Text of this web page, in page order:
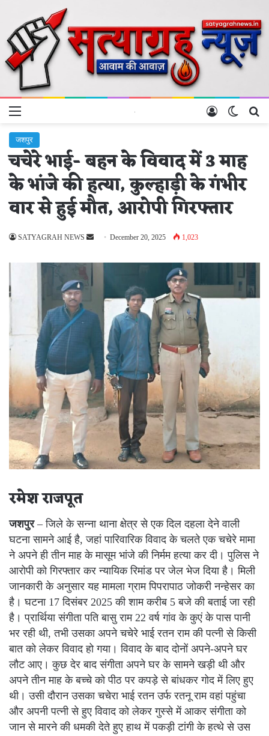
Menu Switch
Log In
जशपुर
चचेरे भाई- बहन के विवाद में 3 माह
के भांजे की हत्या, कुल्हाड़ी के गंभीर
वार से हुई मौत, आरोपी गिरफ्तार
SATYAGRAH NEWS
Send December 20, 2025 1,023
रमेश राजपूत
जशपुर– जिले के सन्ना थाना क्षेत्र से एक दिल दहला देने वाली
घटना सामने आई है, जहां पारिवारिक विवाद के चलते एक चचेरे मामा
ने अपने ही तीन माह के मासूम भांजे की निर्मम हत्या कर दी। पुलिस ने
आरोपी को गिरफ्तार कर न्यायिक रिमांड पर जेल भेज दिया है। मिली
जानकारी के अनुसार यह मामला ग्राम पिपरापाठ जोकरी नन्हेसर का
है। घटना 17 दिसंबर 2025 की शाम करीब 5 बजे की बताई जा रही
है। प्रार्थिया संगीता पति बासु राम 22 वर्ष गांव के कुएं के पास पानी
भर रही थी, तभी उसका अपने चचेरे भाई रतन राम की पत्नी से किसी
बात को लेकर विवाद हो गया। विवाद के बाद दोनों अपने-अपने घर
लौट आए। कुछ देर बाद संगीता अपने घर के सामने खड़ी थी और
अपने तीन माह के बच्चे को पीठ पर कपड़े से बांधकर गोद में लिए हुए
थी। उसी दौरान उसका चचेरा भाई रतन उर्फ रतनू राम वहां पहुंचा
और अपनी पत्नी से हुए विवाद को लेकर गुस्से में आकर संगीता को
जान से मारने की धमकी देते हुए हाथ में पकड़ी टांगी के हत्थे से उस